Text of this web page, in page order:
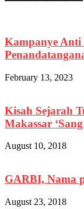
Kampanye
February 13, 2023
Kisah Sejarah
Makassar
August 10, 2018
GARBI, Nama
August 23, 2018